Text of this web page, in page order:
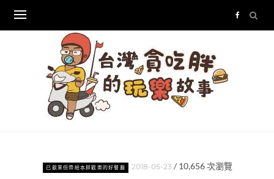
content
已歇業但帶給本胖歡樂的好餐廳 2018-05-23 / 10,656次瀏覽